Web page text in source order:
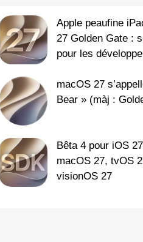
Apple peaufine
27 Golden Gate :
pour les
macOS 27
Bear » (màj :
Bêta 4 pour iOS
macOS 27, tvOS
visionOS 27